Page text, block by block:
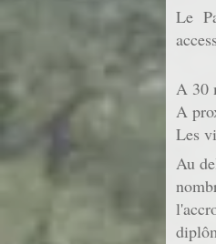
Le
Au
A 30
A
Les